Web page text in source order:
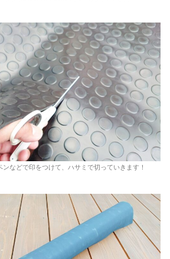
などで印をつけて、ハサミで切っていきます！